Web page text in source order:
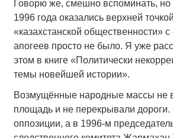
Говорю же, смешно вспоминать, но
1996 года оказались верхней
«казахстанской общественности»
апогеев просто не было. Я уже
этом в книге «Политически
темы новейшей истории».
Возмущённые народные массы не
площадь и не перекрывали
оппозиции, а в 1996-м